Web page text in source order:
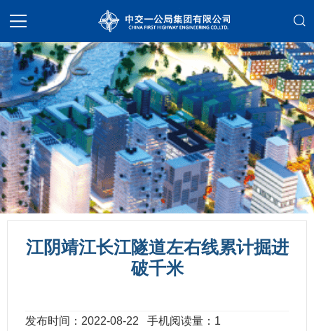
江阴靖江长江隧道左右线累计掘进
破千米
发布时间：2022-08-22 手机阅读量：1